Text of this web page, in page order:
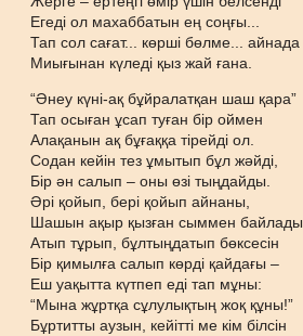
Егеді ол махаббатын ең соңғы...
Тап сол сағат... көрші бөлме... айнада
Миығынан күледі қыз жай ғана.
“Әнеу күні-ақ бұйралатқан шаш қара”
Тап осыған ұсап туған бір оймен
Алақанын ақ бұғаққа тірейді ол.
Содан кейін тез ұмытып бұл жәйді,
Бір ән салып – оны өзі тыңдайды.
Әрі қойып, бері қойып айнаны,
Шашын ақыр қызған сыммен байлады.
Атып тұрып, бұлтыңдатып бөксесін
Бір қимылға салып көрді қайдағы –
Еш уақытта күтпеп еді тап мұны:
“Мына жұртқа сұлулықтың жоқ құны!”
Бұртитты аузын, кейітті ме кім білсін